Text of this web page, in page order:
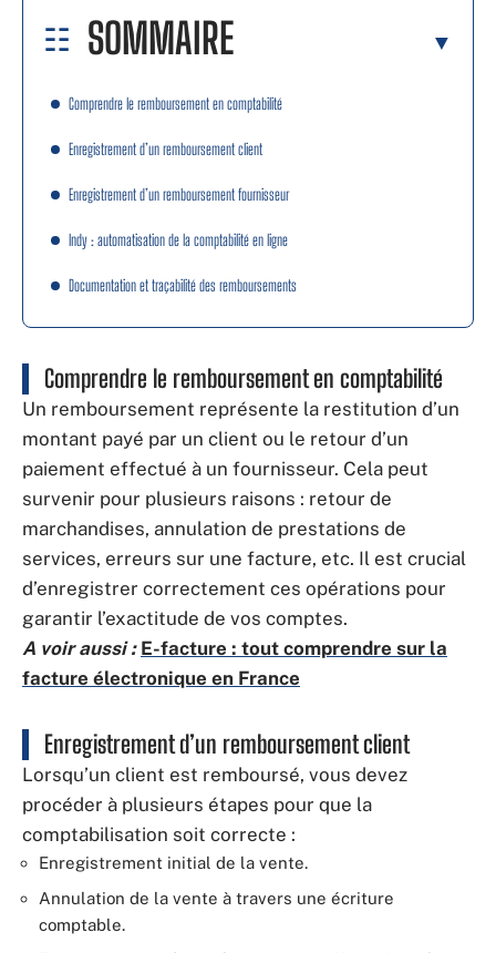
SOMMAIRE
Comprendre le remboursement en comptabilité
Enregistrement d’un remboursement client
Enregistrement d’un remboursement fournisseur
Indy : automatisation de la comptabilité en ligne
Documentation et traçabilité des remboursements
Comprendre le remboursement en comptabilité
Un remboursement représente la restitution d’un
montant payé par un client ou le retour d’un
paiement effectué à un fournisseur. Cela peut
survenir pour plusieurs raisons : retour de
marchandises, annulation de prestations de
services, erreurs sur une facture, etc. Il est crucial
d’enregistrer correctement ces opérations pour
garantir l’exactitude de vos comptes.
A voir aussi : E-facture : tout comprendre sur la
facture électronique en France
Enregistrement d’un remboursement client
Lorsqu’un client est remboursé, vous devez
procéder à plusieurs étapes pour que la
comptabilisation soit correcte :
Enregistrement initial de la vente.
Annulation de la vente à travers une écriture
comptable.